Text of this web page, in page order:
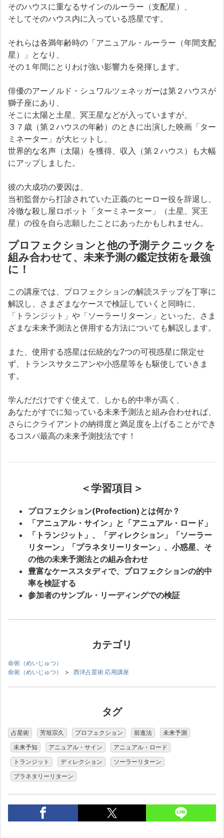
そのハウスに重なるサインのルーラー（支配星）、
そしてそのハウス内に入っている惑星です。
それらは各満年齢時の「アニュアル・ルーラー（年間支配
星）」となり、
その１年間にとりわけ強い影響力を発揮します。
俳優のアーノルド・シュワルツェネッガーは第２ハウスが
獅子座にあり、
そこに太陽と土星、冥王星などが入っていますが、
３７歳（第２ハウスの年齢）のときに出演した映画「ター
ミネーター」が大ヒットし、
世界的な名声（太陽）を獲得、収入（第２ハウス）も大幅
にアップしました。
彼の大成功の要因は、
当初監督から打診されていた正義のヒーロー役を辞退し、
冷徹な殺し屋ロボット「ターミネーター」（土星、冥王
星）の役を自ら志願したことにあったかもしれません。
プロフェクションと他の予測テクニックを
組み合わせて、未来予測の鑑定技術を最強
に！
この講座では、プロフェクションの解読ステップを丁寧に
解説し、さまざまなケースで検証していくと同時に、
「トランジット」や「ソーラーリターン」といった、さま
ざまな未来予測法と併用する方法についても解説します。
また、使用する惑星は伝統的な7つの可視惑星に限定せ
ず、トランスサタニアンや小惑星等をも駆使していきま
す。
学んだだけですぐ使えて、しかも的中率が高く、
あなたがすでに知っている未来予測法と組み合わせれば、
さらにクライアントの納得度と満足度を上げることができ
るコスパ最高の未来予測技法です！
＜学習項目＞
プロフェクション(Profection)とは何か？
「アニュアル・サイン」と「アニュアル・ロード」
「トランジット」、「ディレクション」「ソーラー
リターン」「プラネタリーリターン」、小惑星、そ
の他の未来予測法との組み合わせ
豊富なケーススタディで、プロフェクションの的中
率を検証する
参加者のサンプル・リーディングでの検証
カテゴリ
命術（めいじゅつ）
命術（めいじゅつ）
> 西洋占星術 応用講座
タグ
占星術 芳垣宗久 プロフェクション 前進法
未来予測
未来予知
アニュアル・サイン
アニュアル・ロード
トランジット
ディレクション
ソーラーリターン
プラネタリーリターン